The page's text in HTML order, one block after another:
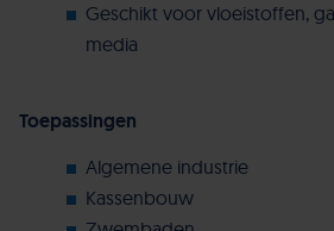
Geschikt voor vloeistoffen,
media
Toepassingen
Algemene industrie
Kassenbouw